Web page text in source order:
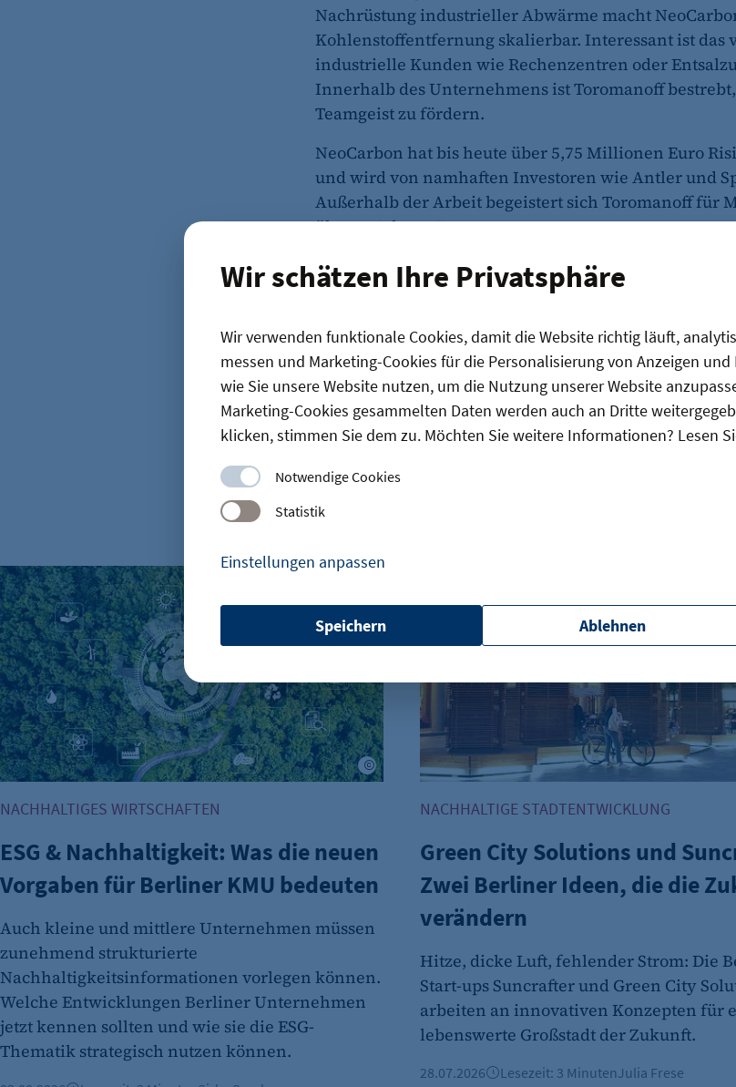
Wir schätzen Ihre Privatsphäre
Wir verwenden funktionale Cookies, damit die Website richtig läuft,
messen und Marketing-Cookies für die Personalisierung von Anzeigen
wie Sie unsere Website nutzen, um die Nutzung unserer Website
Marketing-Cookies gesammelten Daten werden auch an Dritte
klicken, stimmen Sie dem zu. Möchten Sie weitere Informationen? Lesen
Notwendige Cookies
Statistik
Einstellungen anpassen
etracker Sitzungs-Cookie
Name:
et_oi_v2
Anbieter:
Zweck:
Opt-In Cookie speichert die Entscheidung
Kunden das Tracking Opt-In ausgespielt
fe_typo_user
Anbieter:
Zweck:
Session-Cookie für die Verwaltung von
oder Formularen). Wird auch bei Caching
Cookie Laufzeit:
Cookie Consent
Ablehnen
Speichern
Nachrüstung industrieller Abwärme macht
Kohlenstoffentfernung skalierbar. Interessant ist das
industrielle Kunden wie Rechenzentren oder
Innerhalb des Unternehmens ist Toromanoff
Teamgeist zu fördern.
NeoCarbon hat bis heute über 5,75 Millionen Euro
und wird von namhaften Investoren wie Antler und
Außerhalb der Arbeit begeistert sich Toromanoff für
über 20 Jahren Trompete.
Klimaschutz Innovation
ESG & Nachhaltigkeit: Was die neuen Vorgaben für Berliner KMU bedeuten
Kalawain/Adobe Stock
NACHHALTIGES WIRTSCHAFTEN
ESG & Nachhaltigkeit: Was die neuen
Vorgaben für Berliner KMU bedeuten
Auch kleine und mittlere Unternehmen müssen
zunehmend strukturierte
Nachhaltigkeitsinformationen vorlegen können.
Welche Entwicklungen Berliner Unternehmen
jetzt kennen sollten und wie sie die ESG-
Thematik strategisch nutzen können.
NACHHALTIGE STADTENTWICKLUNG
Green City Solutions und
Zwei Berliner Ideen, die die
verändern
Hitze, dicke Luft, fehlender Strom: Die
Start-ups Suncrafter und Green City
arbeiten an innovativen Konzepten für
lebenswerte Großstadt der Zukunft.
28.07.2026 Lesezeit: 3 MinutenJulia Frese